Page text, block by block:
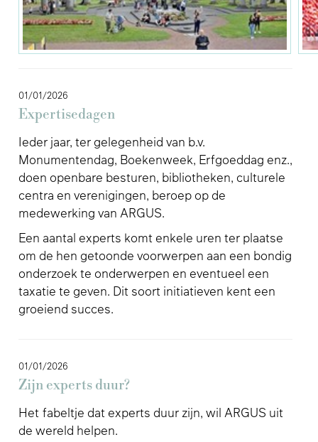
01/01/2026
Expertisedagen
Ieder jaar, ter gelegenheid van b.v.
Monumentendag, Boekenweek, Erfgoeddag enz.,
doen openbare besturen, bibliotheken, culturele
centra en verenigingen, beroep op de
medewerking van ARGUS.
Een aantal experts komt enkele uren ter plaatse
om de hen getoonde voorwerpen aan een bondig
onderzoek te onderwerpen en eventueel een
taxatie te geven. Dit soort initiatieven kent een
groeiend succes.
01/01/2026
Zijn experts duur?
Het fabeltje dat experts duur zijn, wil ARGUS uit
de wereld helpen.